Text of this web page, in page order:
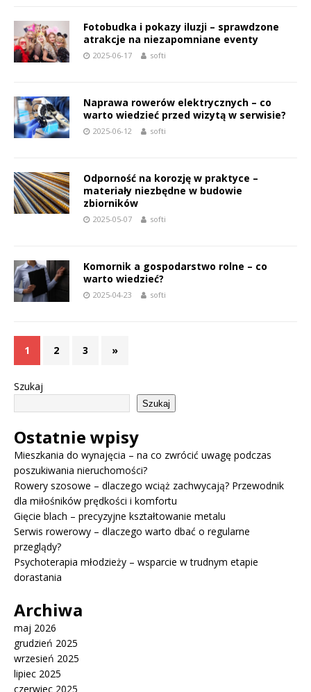
Fotobudka i pokazy iluzji – sprawdzone
atrakcje na niezapomniane eventy
2025-06-17 softi
Naprawa rowerów elektrycznych – co
warto wiedzieć przed wizytą w serwisie?
2025-06-12 softi
Odporność na korozję w praktyce –
materiały niezbędne w budowie
zbiorników
2025-05-07 softi
Komornik a gospodarstwo rolne – co
warto wiedzieć?
2025-04-23 softi
1 2 3 »
Szukaj
Szukaj
Ostatnie wpisy
Mieszkania do wynajęcia – na co zwrócić uwagę podczas
poszukiwania nieruchomości?
Rowery szosowe – dlaczego wciąż zachwycają? Przewodnik
dla miłośników prędkości i komfortu
Gięcie blach – precyzyjne kształtowanie metalu
Serwis rowerowy – dlaczego warto dbać o regularne
przeglądy?
Psychoterapia młodzieży – wsparcie w trudnym etapie
dorastania
Archiwa
maj 2026
grudzień 2025
wrzesień 2025
lipiec 2025
czerwiec 2025